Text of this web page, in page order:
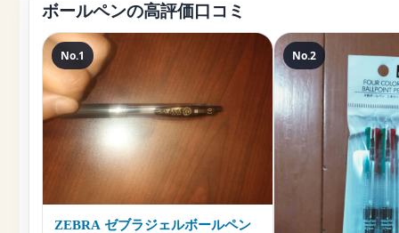
ボールペンの高評価口コミ
No.1
ZEBRA ゼブラジェルボールペン
No.2